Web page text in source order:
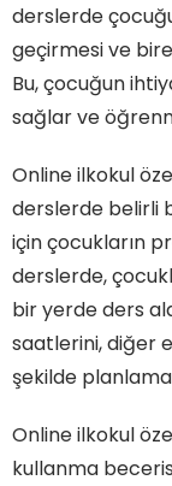
derslerde
geçirmesi ve
Bu, çocuğun
sağlar ve
Online ilkokul
derslerde belirli
için çocukların
derslerde,
bir yerde ders
saatlerini, diğer
şekilde
Online ilkokul
kullanma